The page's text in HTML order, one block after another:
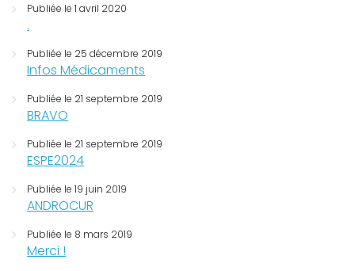
Publiée le 1 avril 2020
.
Publiée le 25 décembre 2019
Infos Médicaments
Publiée le 21 septembre 2019
BRAVO
Publiée le 21 septembre 2019
ESPE2024
Publiée le 19 juin 2019
ANDROCUR
Publiée le 8 mars 2019
Merci !